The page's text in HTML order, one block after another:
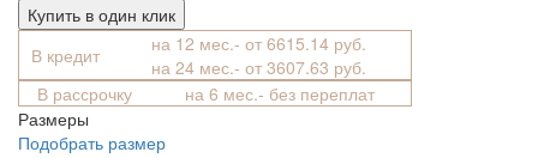
Купить в один клик
В кредит
на 12 мес.- от 6615.14 руб.
на 24 мес.- от 3607.63 руб.
В рассрочку
на 6 мес.- без переплат
Размеры
Подобрать размер